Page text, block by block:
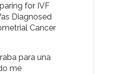
for IVF
Diagnosed
Cancer
para una
me